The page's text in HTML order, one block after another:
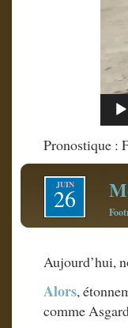
Pronostique :
JUIN
26
Aujourd’hui,
Alors,
comme